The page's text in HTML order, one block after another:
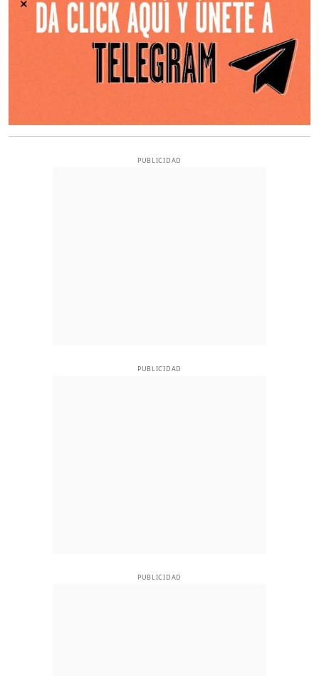
PUBLICIDAD
PUBLICIDAD
PUBLICIDAD